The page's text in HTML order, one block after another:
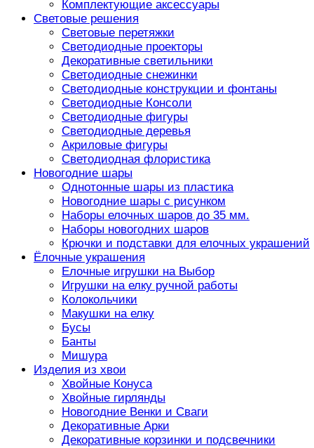
Комплектующие аксессуары
Световые решения
Световые перетяжки
Светодиодные проекторы
Декоративные светильники
Светодиодные снежинки
Светодиодные конструкции и фонтаны
Светодиодные Консоли
Светодиодные фигуры
Светодиодные деревья
Акриловые фигуры
Светодиодная флористика
Новогодние шары
Однотонные шары из пластика
Новогодние шары с рисунком
Наборы елочных шаров до 35 мм.
Наборы новогодних шаров
Крючки и подставки для елочных украшений
Ёлочные украшения
Елочные игрушки на Выбор
Игрушки на елку ручной работы
Колокольчики
Макушки на елку
Бусы
Банты
Мишура
Изделия из хвои
Хвойные Конуса
Хвойные гирлянды
Новогодние Венки и Сваги
Декоративные Арки
Декоративные корзинки и подсвечники